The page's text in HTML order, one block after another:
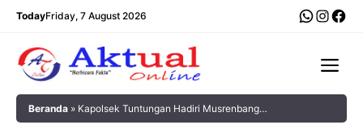
Langsung
TodayFriday, 7 August 2026
Beranda » Kapolsek Tuntungan Hadiri Musrenbang